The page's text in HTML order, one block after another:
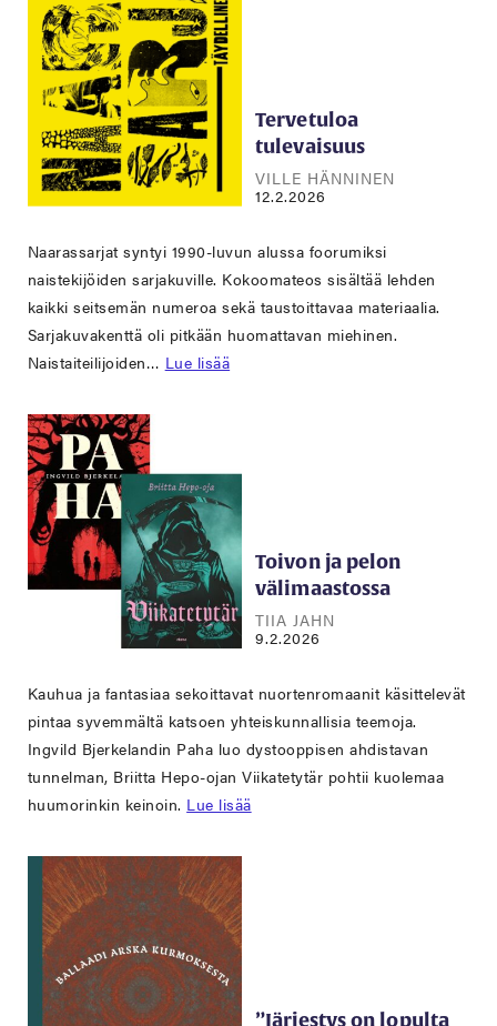
Tervetuloa
tulevaisuus
VILLE HÄNNINEN
12.2.2026
Naarassarjat syntyi 1990-luvun alussa foorumiksi
naistekijöiden sarjakuville. Kokoomateos sisältää lehden
kaikki seitsemän numeroa sekä taustoittavaa materiaalia.
Sarjakuvakenttä oli pitkään huomattavan miehinen.
Naistaiteilijoiden… Lue lisää
Toivon ja pelon
välimaastossa
TIIA JAHN
9.2.2026
Kauhua ja fantasiaa sekoittavat nuortenromaanit käsittelevät
pintaa syvemmältä katsoen yhteiskunnallisia teemoja.
Ingvild Bjerkelandin Paha luo dystooppisen ahdistavan
tunnelman, Briitta Hepo-ojan Viikatetytär pohtii kuolemaa
huumorinkin keinoin. Lue lisää
”Järjestys on lopulta